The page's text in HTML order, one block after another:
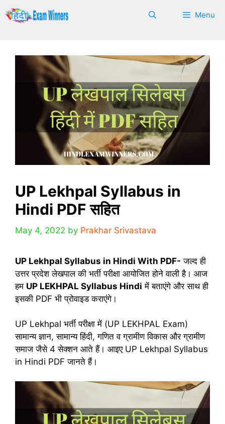
Skip
to
Menu
UP Lekhpal Syllabus in
Hindi PDF सहित
May 4, 2022 by Prakhar Srivastava
UP Lekhpal Syllabus in Hindi With PDF- जल्द ही
उत्तर प्रदेश लेखपाल की भर्ती परीक्षा आयोजित होने वाली है। आज
हम UP LEKHPAL Syllabus Hindi में बताएंगे और साथ ही
इसकी PDF भी प्रोवाइड कराएंगे।
UP Lekhpal भर्ती परीक्षा में (UP LEKHPAL Exam)
सामान्य ज्ञान, सामान्य हिंदी, गणित व ग्रामीण विकास और ग्रामीण
समाज जैसे 4 सेक्शन आते हैं। आइए UP Lekhpal Syllabus
in Hindi PDF जानते हैं।